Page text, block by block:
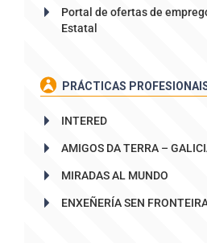
Portal de ofertas de
Estatal
PRÁCTICAS
INTERED
AMIGOS DA TERRA –
MIRADAS AL MUNDO
ENXEÑERÍA SEN